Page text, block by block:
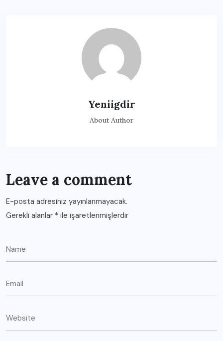
Yeniigdir
About Author
Leave a comment
E-posta adresiniz yayınlanmayacak.
Gerekli alanlar * ile işaretlenmişlerdir